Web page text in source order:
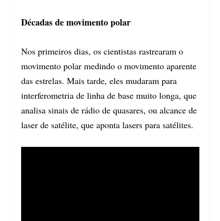
Décadas de movimento polar
Nos primeiros dias, os cientistas rastrearam o
movimento polar medindo o movimento aparente
das estrelas. Mais tarde, eles mudaram para
interferometria de linha de base muito longa, que
analisa sinais de rádio de quasares, ou alcance de
laser de satélite, que aponta lasers para satélites.